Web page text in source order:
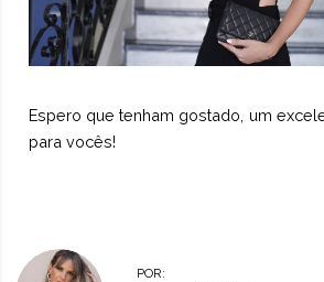
Espero que tenham gostado, um
para vocês!
POR: